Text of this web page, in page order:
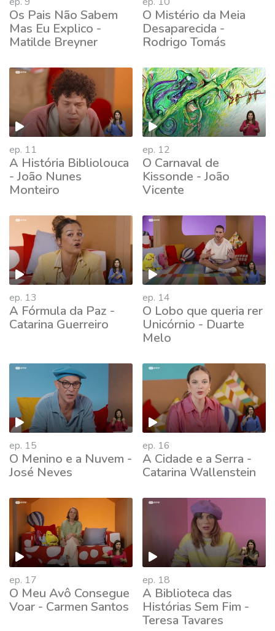
Os Pais Não Sabem
Mas Eu Explico -
Matilde Breyner
O Mistério da Meia
Desaparecida -
Rodrigo Tomás
ep. 11
A História Bibliolouca
- João Nunes
Monteiro
ep. 12
O Carnaval de
Kissonde - João
Vicente
660638
ep. 13
A Fórmula da Paz -
Catarina Guerreiro
ep. 14
O Lobo que queria rer
Unicórnio - Duarte
Melo
ep. 15
O Menino e a Nuvem -
José Neves
ep. 16
A Cidade e a Serra -
Catarina Wallenstein
ep. 17
O Meu Avô Consegue
Voar - Carmen Santos
ep. 18
A Biblioteca das
Histórias Sem Fim -
Teresa Tavares